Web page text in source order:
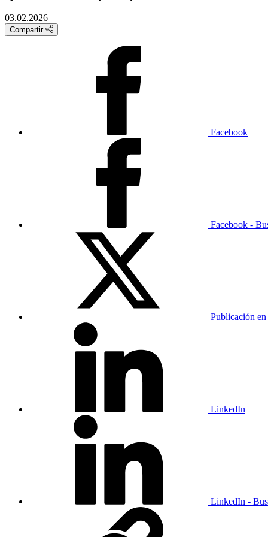
03.02.2026
Compartir
Facebook
Facebook -
Publicación
LinkedIn
LinkedIn -